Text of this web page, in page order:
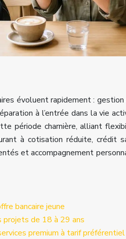
évoluent rapidement :
à l’entrée dans la vie
période charnière, alliant
à cotisation réduite, crédit
et accompagnement
bancaire jeune
projets de 18 à 29 ans
premium à tarif préférentiel